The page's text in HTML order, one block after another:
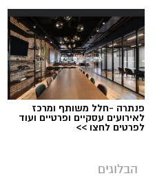
פנתרה -חלל משותף ומרכז
לאירועים עסקיים ופרטיים ועוד
לפרטים לחצו >>
הבלוגים